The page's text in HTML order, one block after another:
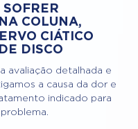
COLUNA,
CIÁTICO
DISCO
avaliação detalhada e
a causa da dor e
indicado para